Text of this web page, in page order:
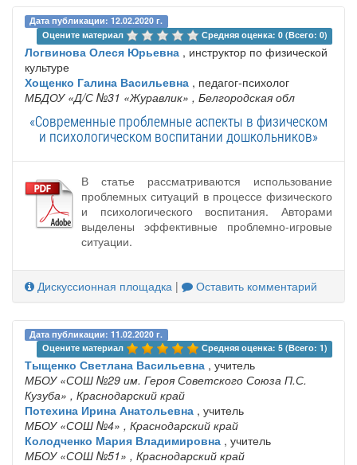
Дата публикации: 12.02.2020 г.
Оцените материал
Средняя оценка: 0 (Всего: 0)
Логвинова Олеся Юрьевна , инструктор по физической
культуре
Хощенко Галина Васильевна , педагог-психолог
МБДОУ «Д/С №31 «Журавлик» , Белгородская обл
«Современные проблемные аспекты в физическом
и психологическом воспитании дошкольников»
В статье рассматриваются использование
проблемных ситуаций в процессе физического
и психологического воспитания. Авторами
выделены эффективные проблемно-игровые
ситуации.
Дискуссионная площадка | Оставить комментарий
Дата публикации: 11.02.2020 г.
Оцените материал
Средняя оценка: 5 (Всего: 1)
Тыщенко Светлана Васильевна , учитель
МБОУ «СОШ №29 им. Героя Советского Союза П.С.
Кузуба» , Краснодарский край
Потехина Ирина Анатольевна , учитель
МБОУ «СОШ №4» , Краснодарский край
Колодченко Мария Владимировна , учитель
МБОУ «СОШ №51» , Краснодарский край